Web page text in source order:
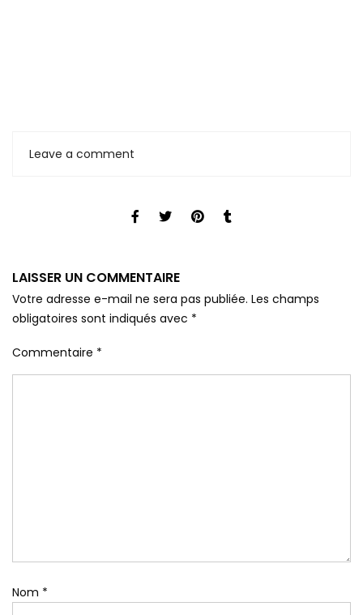
Leave a comment
LAISSER UN COMMENTAIRE
Votre adresse e-mail ne sera pas publiée. Les champs
obligatoires sont indiqués avec *
Commentaire *
Nom *